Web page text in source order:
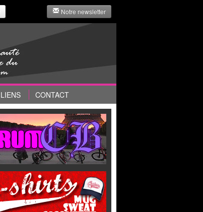
Notre newsletter
LIENS CONTACT